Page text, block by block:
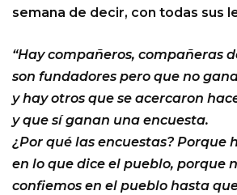
semana de decir, con todas sus
“Hay compañeros, compañeras
son fundadores pero que no
y hay otros que se acercaron
y que sí ganan una encuesta.
¿Por qué las encuestas? Porque
en lo que dice el pueblo, porque
confiemos en el pueblo hasta